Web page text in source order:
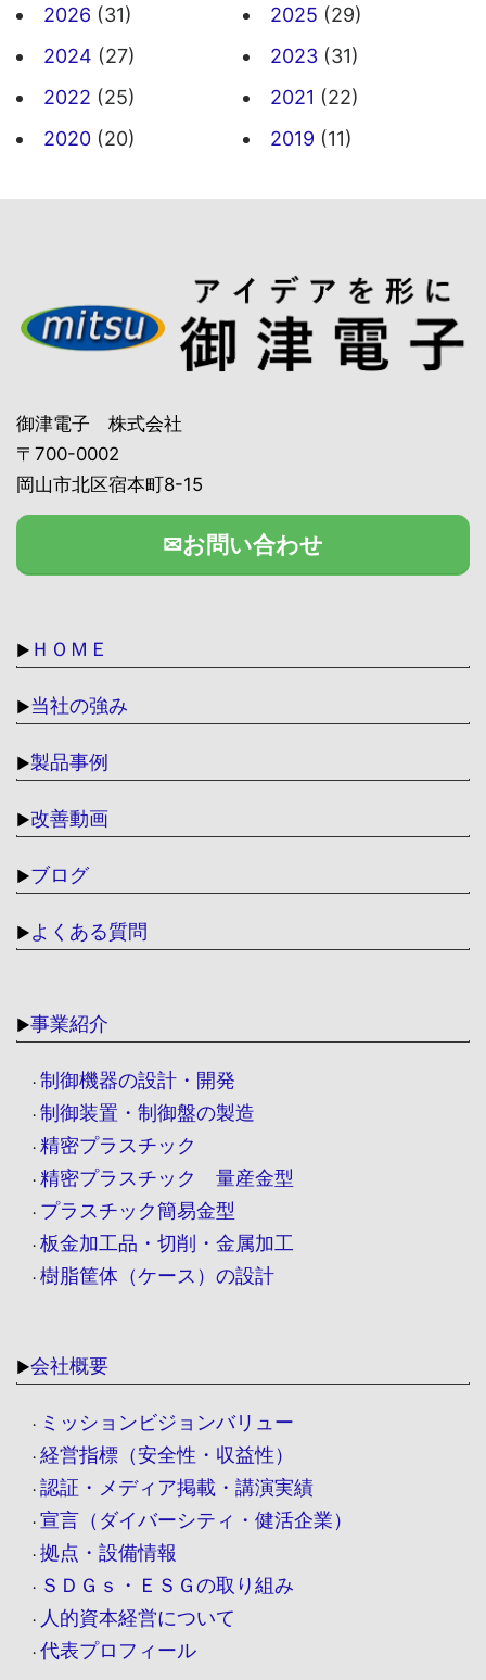
2026 (31) 2025 (29)
2024 (27) 2023 (31)
2022 (25) 2021 (22)
2020 (20) 2019 (11)
御津電子 株式会社
〒700-0002
岡山市北区宿本町8-15
✉お問い合わせ
▶ ＨＯＭＥ
▶当社の強み
▶製品事例
▶改善動画
▶ブログ
▶よくある質問
▶事業紹介
・ 制御機器の設計・開発
・ 制御装置・制御盤の製造
・ 精密プラスチック
・ 精密プラスチック 量産金型
・ プラスチック簡易金型
・ 板金加工品・切削・金属加工
・ 樹脂筐体（ケース）の設計
▶会社概要
・ ミッションビジョンバリュー
・ 経営指標（安全性・収益性）
・ 認証・メディア掲載・講演実績
・ 宣言（ダイバーシティ・健活企業）
・ 拠点・設備情報
・ ＳＤＧｓ・ＥＳＧの取り組み
・ 人的資本経営について
・ 代表プロフィール